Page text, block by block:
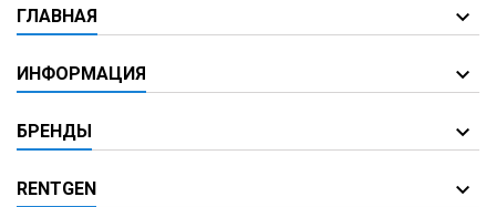
ГЛАВНАЯ
ИНФОРМАЦИЯ
БРЕНДЫ
RENTGEN